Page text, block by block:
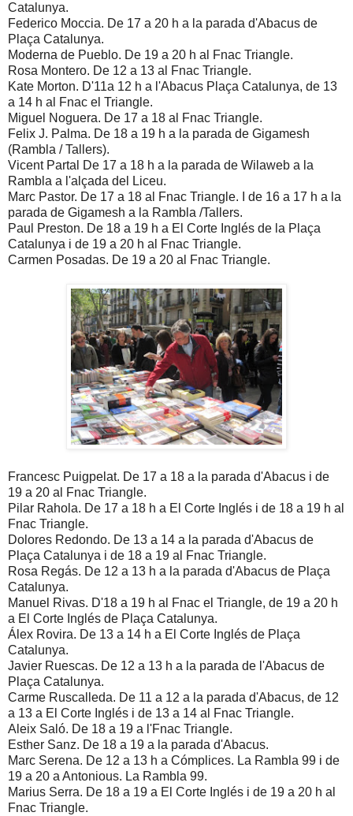
Catalunya.
Federico Moccia. De 17 a 20 h a la parada d'Abacus de
Plaça Catalunya.
Moderna de Pueblo. De 19 a 20 h al Fnac Triangle.
Rosa Montero. De 12 a 13 al Fnac Triangle.
Kate Morton. D'11a 12 h a l'Abacus Plaça Catalunya, de 13
a 14 h al Fnac el Triangle.
Miguel Noguera. De 17 a 18 al Fnac Triangle.
Felix J. Palma. De 18 a 19 h a la parada de Gigamesh
(Rambla / Tallers).
Vicent Partal De 17 a 18 h a la parada de Wilaweb a la
Rambla a l'alçada del Liceu.
Marc Pastor. De 17 a 18 al Fnac Triangle. I de 16 a 17 h a la
parada de Gigamesh a la Rambla /Tallers.
Paul Preston. De 18 a 19 h a El Corte Inglés de la Plaça
Catalunya i de 19 a 20 h al Fnac Triangle.
Carmen Posadas. De 19 a 20 al Fnac Triangle.
Francesc Puigpelat. De 17 a 18 a la parada d'Abacus i de
19 a 20 al Fnac Triangle.
Pilar Rahola. De 17 a 18 h a El Corte Inglés i de 18 a 19 h al
Fnac Triangle.
Dolores Redondo. De 13 a 14 a la parada d'Abacus de
Plaça Catalunya i de 18 a 19 al Fnac Triangle.
Rosa Regás. De 12 a 13 h a la parada d'Abacus de Plaça
Catalunya.
Manuel Rivas. D'18 a 19 h al Fnac el Triangle, de 19 a 20 h
a El Corte Inglés de Plaça Catalunya.
Álex Rovira. De 13 a 14 h a El Corte Inglés de Plaça
Catalunya.
Javier Ruescas. De 12 a 13 h a la parada de l'Abacus de
Plaça Catalunya.
Carme Ruscalleda. De 11 a 12 a la parada d'Abacus, de 12
a 13 a El Corte Inglés i de 13 a 14 al Fnac Triangle.
Aleix Saló. De 18 a 19 a l'Fnac Triangle.
Esther Sanz. De 18 a 19 a la parada d'Abacus.
Marc Serena. De 12 a 13 h a Cómplices. La Rambla 99 i de
19 a 20 a Antonious. La Rambla 99.
Marius Serra. De 18 a 19 a El Corte Inglés i de 19 a 20 h al
Fnac Triangle.